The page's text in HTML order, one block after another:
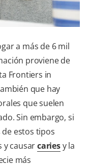
a más de 6 mil
proviene de
Frontiers in
que hay
que suelen
Sin embargo, si
estos tipos
y causarcariesy la
más